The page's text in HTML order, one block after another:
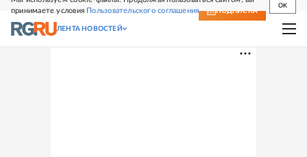
принимаете условия Пользовательского соглашения
OK
СВЕЖИЙ НОМЕР ПОДПИСКА
ЛЕНТА НОВОСТЕЙ